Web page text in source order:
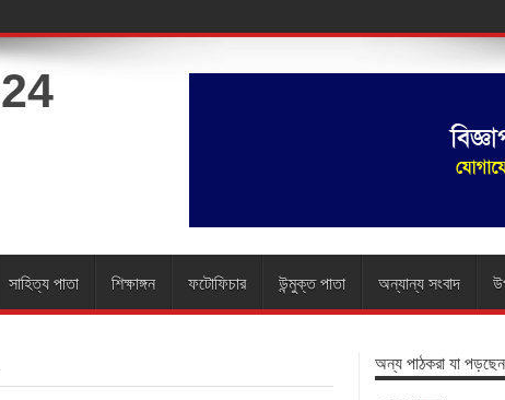
সাহিত্য পাতা শিক্ষাঙ্গন ফটোফিচার উন্মুক্ত পাতা অন্যান্য সংবাদ
অন্য পাঠকরা যা পড়ছেন